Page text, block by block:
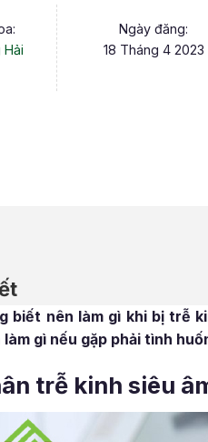
Hải
Ngày đăng:
18 Tháng 4 2023
biết nên làm gì khi bị trễ
gì nếu gặp phải tình
trễ kinh siêu